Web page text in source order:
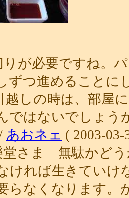
りが必要ですね。
ずつ進めることに
越しの時は、部屋
ではないでしょ
あおネェ ( 2003-03-
堂さま 無駄かどう
ければ生きていけ
らなくなります。